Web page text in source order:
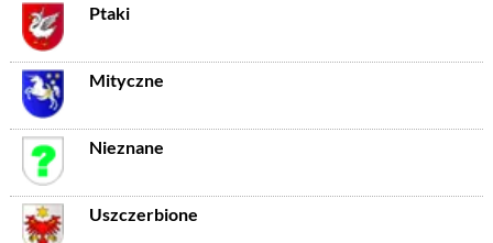
Ptaki
Mityczne
Nieznane
Uszczerbione